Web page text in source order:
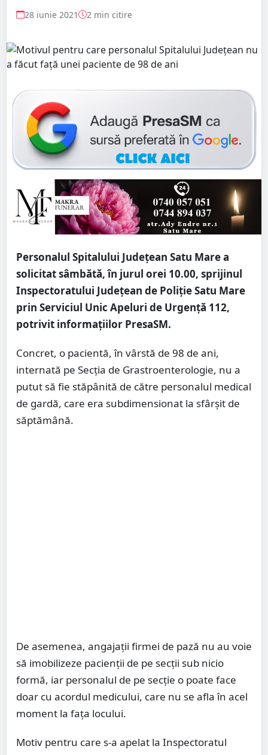
28 iunie 2021 2 min citire
Personalul Spitalului Județean Satu Mare a
solicitat sâmbătă, în jurul orei 10.00, sprijinul
Inspectoratului Județean de Poliție Satu Mare
prin Serviciul Unic Apeluri de Urgență 112,
potrivit informațiilor PresaSM.
Concret, o pacientă, în vârstă de 98 de ani,
internată pe Secția de Grastroenterologie, nu a
putut să fie stăpânită de către personalul medical
de gardă, care era subdimensionat la sfârșit de
săptămână.
De asemenea, angajații firmei de pază nu au voie
să imobilizeze pacienții de pe secții sub nicio
formă, iar personalul de pe secție o poate face
doar cu acordul medicului, care nu se afla în acel
moment la fața locului.
Motiv pentru care s-a apelat la Inspectoratul